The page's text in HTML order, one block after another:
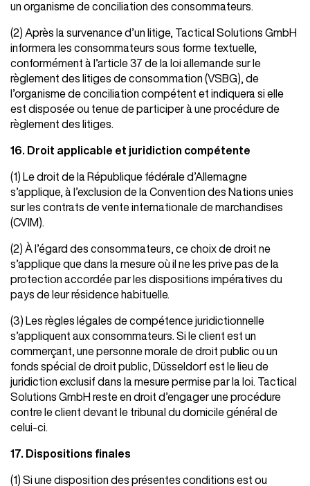
un organisme de conciliation des consommateurs.
(2) Après la survenance d’un litige, Tactical Solutions GmbH
informera les consommateurs sous forme textuelle,
conformément à l’article 37 de la loi allemande sur le
règlement des litiges de consommation (VSBG), de
l’organisme de conciliation compétent et indiquera si elle
est disposée ou tenue de participer à une procédure de
règlement des litiges.
16. Droit applicable et juridiction compétente
(1) Le droit de la République fédérale d’Allemagne
s’applique, à l’exclusion de la Convention des Nations unies
sur les contrats de vente internationale de marchandises
(CVIM).
(2) À l’égard des consommateurs, ce choix de droit ne
s’applique que dans la mesure où il ne les prive pas de la
protection accordée par les dispositions impératives du
pays de leur résidence habituelle.
(3) Les règles légales de compétence juridictionnelle
s’appliquent aux consommateurs. Si le client est un
commerçant, une personne morale de droit public ou un
fonds spécial de droit public, Düsseldorf est le lieu de
juridiction exclusif dans la mesure permise par la loi. Tactical
Solutions GmbH reste en droit d’engager une procédure
contre le client devant le tribunal du domicile général de
celui-ci.
17. Dispositions finales
(1) Si une disposition des présentes conditions est ou